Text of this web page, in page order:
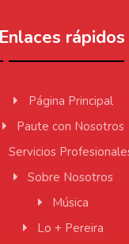
Enlaces rápidos
Página Principal
Paute con Nosotros
Servicios
Sobre Nosotros
Música
Lo + Pereira